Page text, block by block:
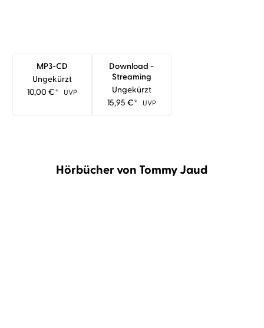
MP3-CD
Ungekürzt
10,00 €* UVP
Download -
Streaming
Ungekürzt
15,95 €* UVP
Hörbücher von Tommy Jaud